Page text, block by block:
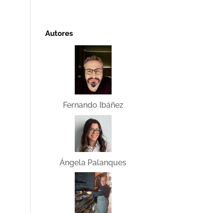
Autores
Fernando Ibáñez
Ángela Palanques